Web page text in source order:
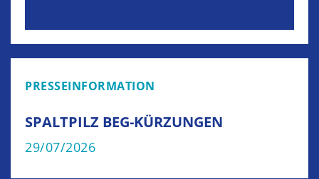
PRESSEINFORMATION
SPALTPILZ BEG-KÜRZUNGEN
29/07/2026